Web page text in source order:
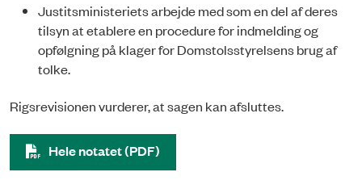
Justitsministeriets arbejde med som en del af deres
tilsyn at etablere en procedure for indmelding og
opfølgning på klager for Domstolsstyrelsens brug af
tolke.
Rigsrevisionen vurderer, at sagen kan afsluttes.
Hele notatet (PDF)